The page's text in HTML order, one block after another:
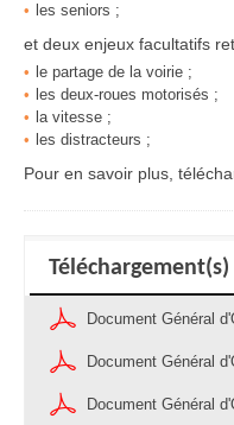
les seniors ;
et deux enjeux facultatifs
le partage de la voirie ;
les deux-roues motorisés ;
la vitesse ;
les distracteurs ;
Pour en savoir plus,
Téléchargement(s)
Document Général
Document Général
Document Général